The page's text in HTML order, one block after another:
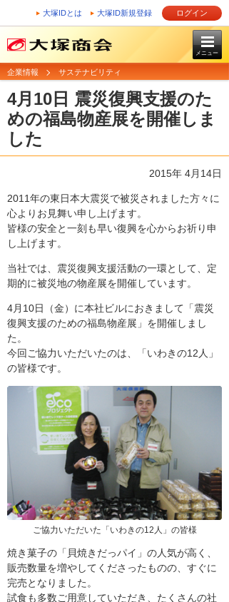
大塚IDとは 大塚ID新規登録 ログイン
メニュー
企業情報 サステナビリティ
4月10日 震災復興支援のた
めの福島物産展を開催しま
した
2015年 4月14日
2011年の東日本大震災で被災されました方々に
心よりお見舞い申し上げます。
皆様の安全と一刻も早い復興を心からお祈り申
し上げます。
当社では、震災復興支援活動の一環として、定
期的に被災地の物産展を開催しています。
4月10日（金）に本社ビルにおきまして「震災
復興支援のための福島物産展」を開催しまし
た。
今回ご協力いただいたのは、「いわきの12人」
の皆様です。
ご協力いただいた「いわきの12人」の皆様
焼き菓子の「貝焼きだっパイ」の人気が高く、
販売数量を増やしてくださったものの、すぐに
完売となりました。
試食も多数ご用意していただき、たくさんの社